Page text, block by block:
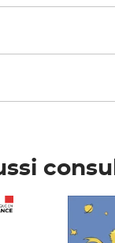
Prix 6,25€ HT